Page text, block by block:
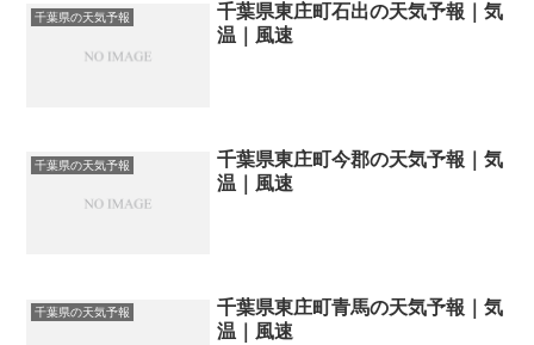
千葉県の天気予報
千葉県東庄町石出の天気予報｜気
温｜風速
千葉県の天気予報
千葉県東庄町今郡の天気予報｜気
温｜風速
千葉県の天気予報
千葉県東庄町青馬の天気予報｜気
温｜風速